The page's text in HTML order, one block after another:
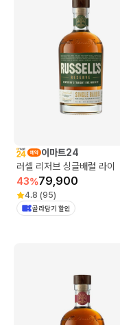
이마트24
러셀 리저브 싱글배럴 라이
43%79,900
4.8 (95)
골라담기 할인